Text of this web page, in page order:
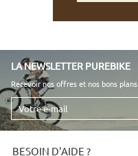
LA NEWSLETTER PUREBIKE
Recevoir nos offres et nos bons plans
Votre
e-
mail
BESOIN D'AIDE ?